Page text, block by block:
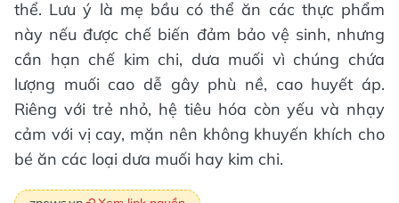
thể. Lưu ý là mẹ bầu có thể ăn các thực phẩm
này nếu được chế biến đảm bảo vệ sinh, nhưng
cần hạn chế kim chi, dưa muối vì chúng chứa
lượng muối cao dễ gây phù nề, cao huyết áp.
Riêng với trẻ nhỏ, hệ tiêu hóa còn yếu và nhạy
cảm với vị cay, mặn nên không khuyến khích cho
bé ăn các loại dưa muối hay kim chi.